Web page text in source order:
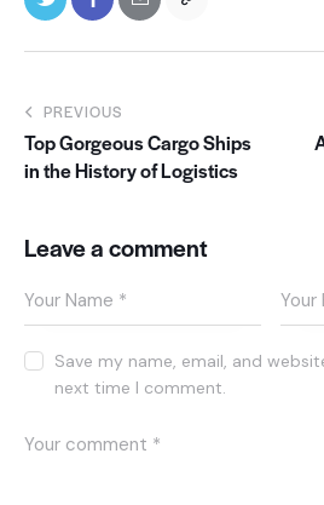
PREVIOUS
Top Gorgeous Cargo Ships
in the History of Logistics
Leave a comment
Save my name, email, and
next time I comment.